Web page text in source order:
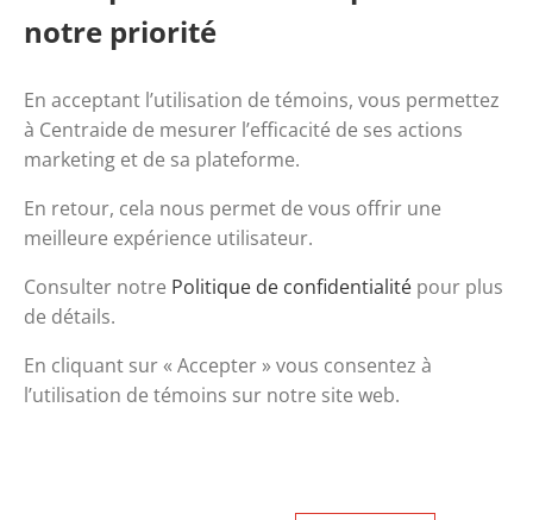
notre priorité
En acceptant l’utilisation de témoins, vous permettez
à Centraide de mesurer l’efficacité de ses actions
marketing et de sa plateforme.
En retour, cela nous permet de vous offrir une
meilleure expérience utilisateur.
Consulter notre Politique de confidentialité pour plus
de détails.
En cliquant sur « Accepter » vous consentez à
l’utilisation de témoins sur notre site web.